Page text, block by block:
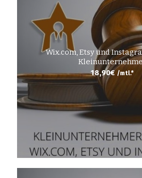
Wix.com, Etsy und
18,90€ /mtl.*